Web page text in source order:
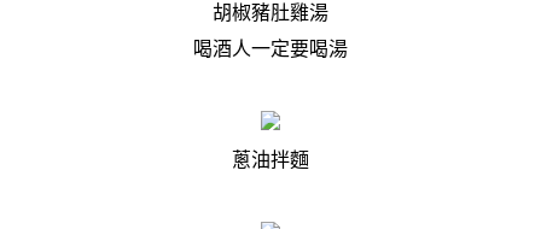
胡椒豬肚雞湯
喝酒人一定要喝湯
蔥油拌麵